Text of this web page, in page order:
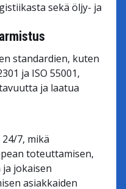
sekä öljy- ja
standardien, kuten
ja ISO 55001,
ja laatua
7, mikä
toteuttamisen,
jokaisen
asiakkaiden